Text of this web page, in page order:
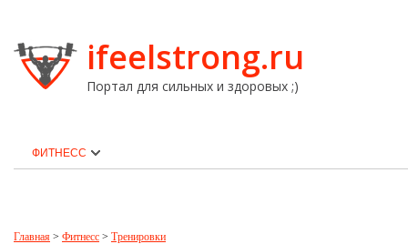
ifeelstrong.ru
Портал для сильных и здоровых ;)
ФИТНЕСС
Главная > Фитнесс > Тренировки